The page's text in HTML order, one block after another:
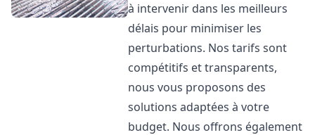
à intervenir dans les meilleurs
délais pour minimiser les
perturbations. Nos tarifs sont
compétitifs et transparents,
nous vous proposons des
solutions adaptées à votre
budget. Nous offrons également